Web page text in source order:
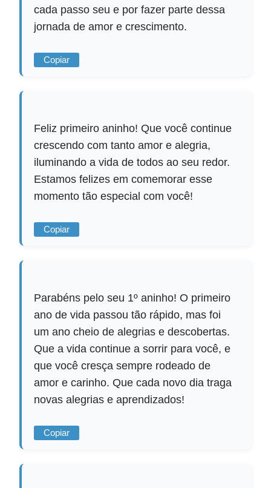
cada passo seu e por fazer parte dessa
jornada de amor e crescimento.
Copiar
Feliz primeiro aninho! Que você continue
crescendo com tanto amor e alegria,
iluminando a vida de todos ao seu redor.
Estamos felizes em comemorar esse
momento tão especial com você!
Copiar
Parabéns pelo seu 1º aninho! O primeiro
ano de vida passou tão rápido, mas foi
um ano cheio de alegrias e descobertas.
Que a vida continue a sorrir para você, e
que você cresça sempre rodeado de
amor e carinho. Que cada novo dia traga
novas alegrias e aprendizados!
Copiar